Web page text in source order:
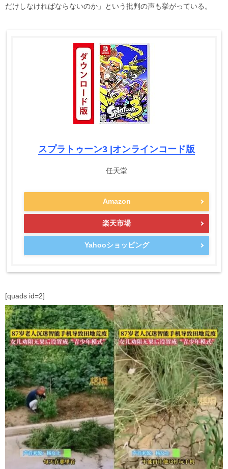
だけしなければならないのか」という批判の声も挙がっている。
スプラトゥーン3 |オンラインコード版
任天堂
Amazon
楽天市場
Yahooショッピング
[quads id=2]